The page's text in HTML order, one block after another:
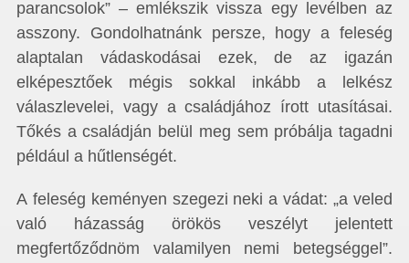
parancsolok” – emlékszik vissza egy levélben az
asszony. Gondolhatnánk persze, hogy a feleség
alaptalan vádaskodásai ezek, de az igazán
elképesztőek mégis sokkal inkább a lelkész
válaszlevelei, vagy a családjához írott utasításai.
Tőkés a családján belül meg sem próbálja tagadni
például a hűtlenségét.
A feleség keményen szegezi neki a vádat: „a veled
való házasság örökös veszélyt jelentett
megfertőződnöm valamilyen nemi betegséggel”.